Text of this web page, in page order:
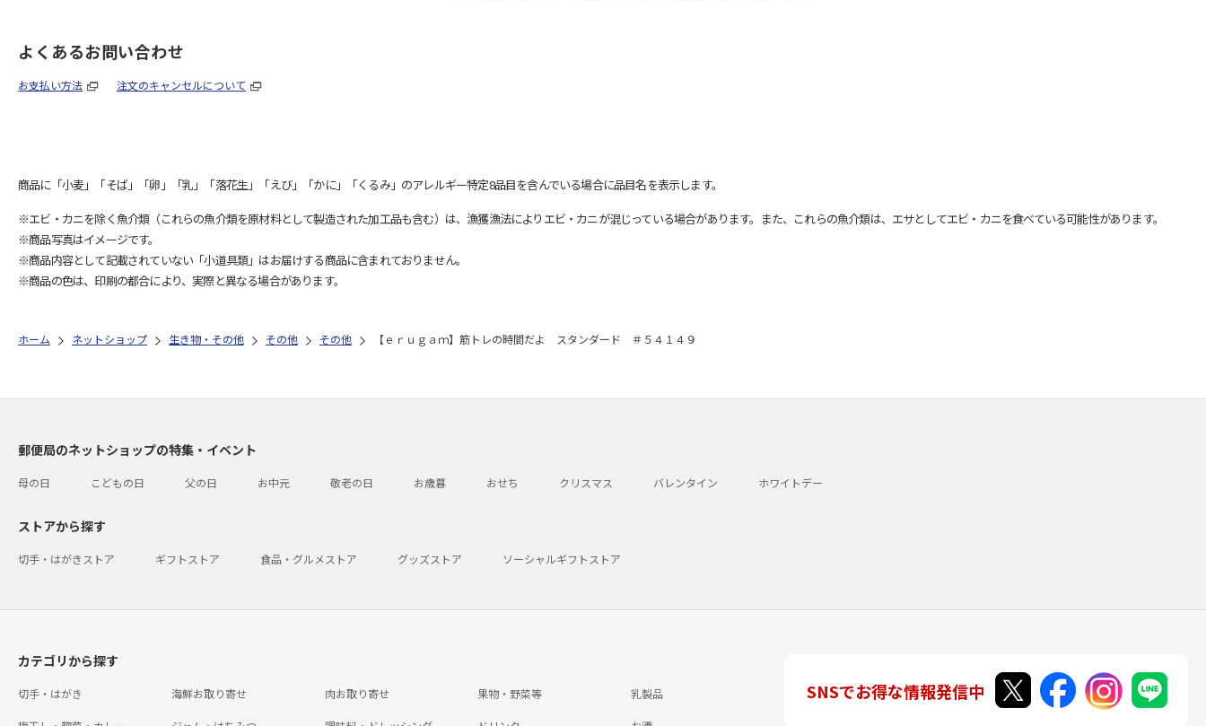
よくあるお問い合わせ
お支払い方法 注文のキャンセルについて
商品に「小麦」「そば」「卵」「乳」「落花生」「えび」「かに」「くるみ」のアレルギー特定8品目を含んでいる場合に品目名を表示します。
※エビ・カニを除く魚介類（これらの魚介類を原材料として製造された加工品も含む）は、漁獲漁法によりエビ・カニが混じっている場合があります。また、これらの魚介類は、エサとしてエビ・カニを食べている可能性があります。
※商品写真はイメージです。
※商品内容として記載されていない「小道具類」はお届けする商品に含まれておりません。
※商品の色は、印刷の都合により、実際と異なる場合があります。
ホーム ネットショップ 生き物・その他 その他 その他 【ｅｒｕｇａｍ】筋トレの時間だよ スタンダード ＃５４１４９
郵便局のネットショップの特集・イベント
母の日 こどもの日 父の日 お中元 敬老の日 お歳暮 おせち クリスマス バレンタイン ホワイトデー
ストアから探す
切手・はがきストア ギフトストア 食品・グルメストア グッズストア ソーシャルギフトストア
カテゴリから探す
切手・はがき 海鮮お取り寄せ 肉お取り寄せ 果物・野菜等 乳製品 SNSでお得な情報発信中